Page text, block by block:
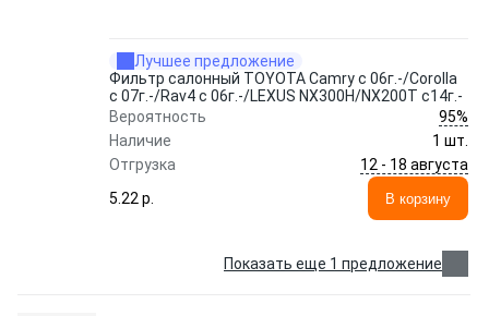
Лучшее предложение
Фильтр салонный TOYOTA Camry с 06г.-/Corolla
с 07г.-/Rav4 с 06г.-/LEXUS NX300H/NX200T c14г.-
Вероятность
95%
Наличие
1 шт.
Отгрузка
12 - 18 августа
5.22 p.
В корзину
Показать еще 1 предложение